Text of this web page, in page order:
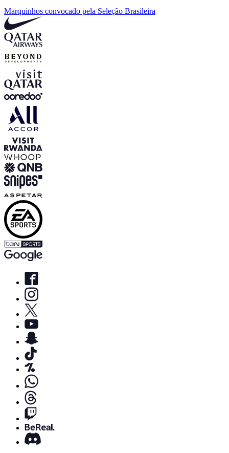
Marquinhos convocado pela Seleção Brasileira